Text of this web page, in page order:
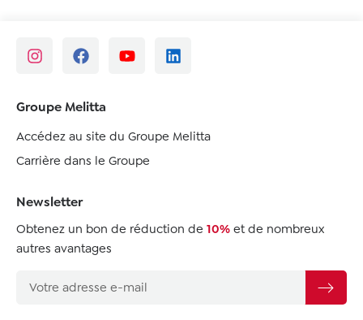
Groupe Melitta
Accédez au site du Groupe Melitta
Carrière dans le Groupe
Newsletter
Obtenez un bon de réduction de 10% et de nombreux
autres avantages